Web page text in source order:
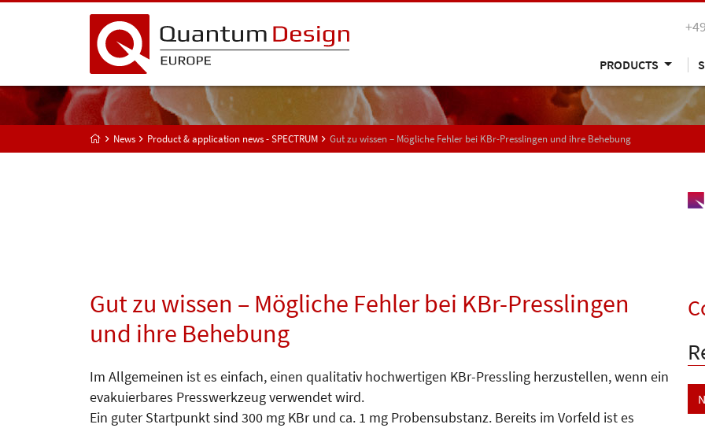
PRODUCTS
News Product & application news - SPECTRUM Gut zu wissen – Mögliche Fehler bei KBr-Presslingen und ihre Behebung
Gut zu wissen – Mögliche Fehler bei KBr-Presslingen
und ihre Behebung
Im Allgemeinen ist es einfach, einen qualitativ hochwertigen KBr-Pressling herzustellen, wenn ein
evakuierbares Presswerkzeug verwendet wird.
Ein guter Startpunkt sind 300 mg KBr und ca. 1 mg Probensubstanz. Bereits im Vorfeld ist es